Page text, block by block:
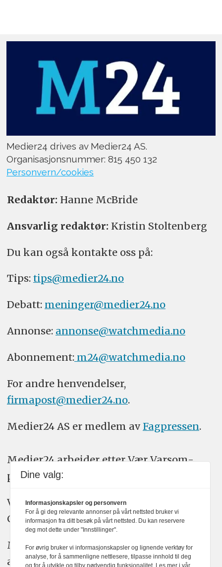
Medier24 drives av Medier24 AS.
Organisasjonsnummer: 815 450 132
Personvern/cookies
Redaktør: Hanne McBride
Ansvarlig redaktør: Kristin Stoltenberg
Du kan også kontakte oss på:
Tips: tips@medier24.no
Debatt: meninger@medier24.no
Annonse: annonse@watchmedia.no
Abonnement:m24@watchmedia.no
For andre henvendelser,
firmapost@medier24.no.
Medier24 AS er medlem av Fagpressen.
Medier24 arbeider etter Vær Varsom-
plakatens regler for god presseskikk.
Vi bruker KI-verktøy som ChatGPT,
Claude, og Gemini i journalistikken vår.
Medier24s redaksjon har alltid det fulle
ansvar for publisert innhold, med eller
Dine valg:
Informasjonskapsler og personvern
For å gi deg relevante annonser på vårt nettsted bruker vi
informasjon fra ditt besøk på vårt nettsted. Du kan reservere
deg mot dette under "Innstillinger".
For øvrig bruker vi informasjonskapsler og lignende verktøy for
analyse, for å sammenligne nettlesere, tilpasse innhold til deg
og for å utvikle og tilby nødvendig funksjonalitet. Les mer i vår